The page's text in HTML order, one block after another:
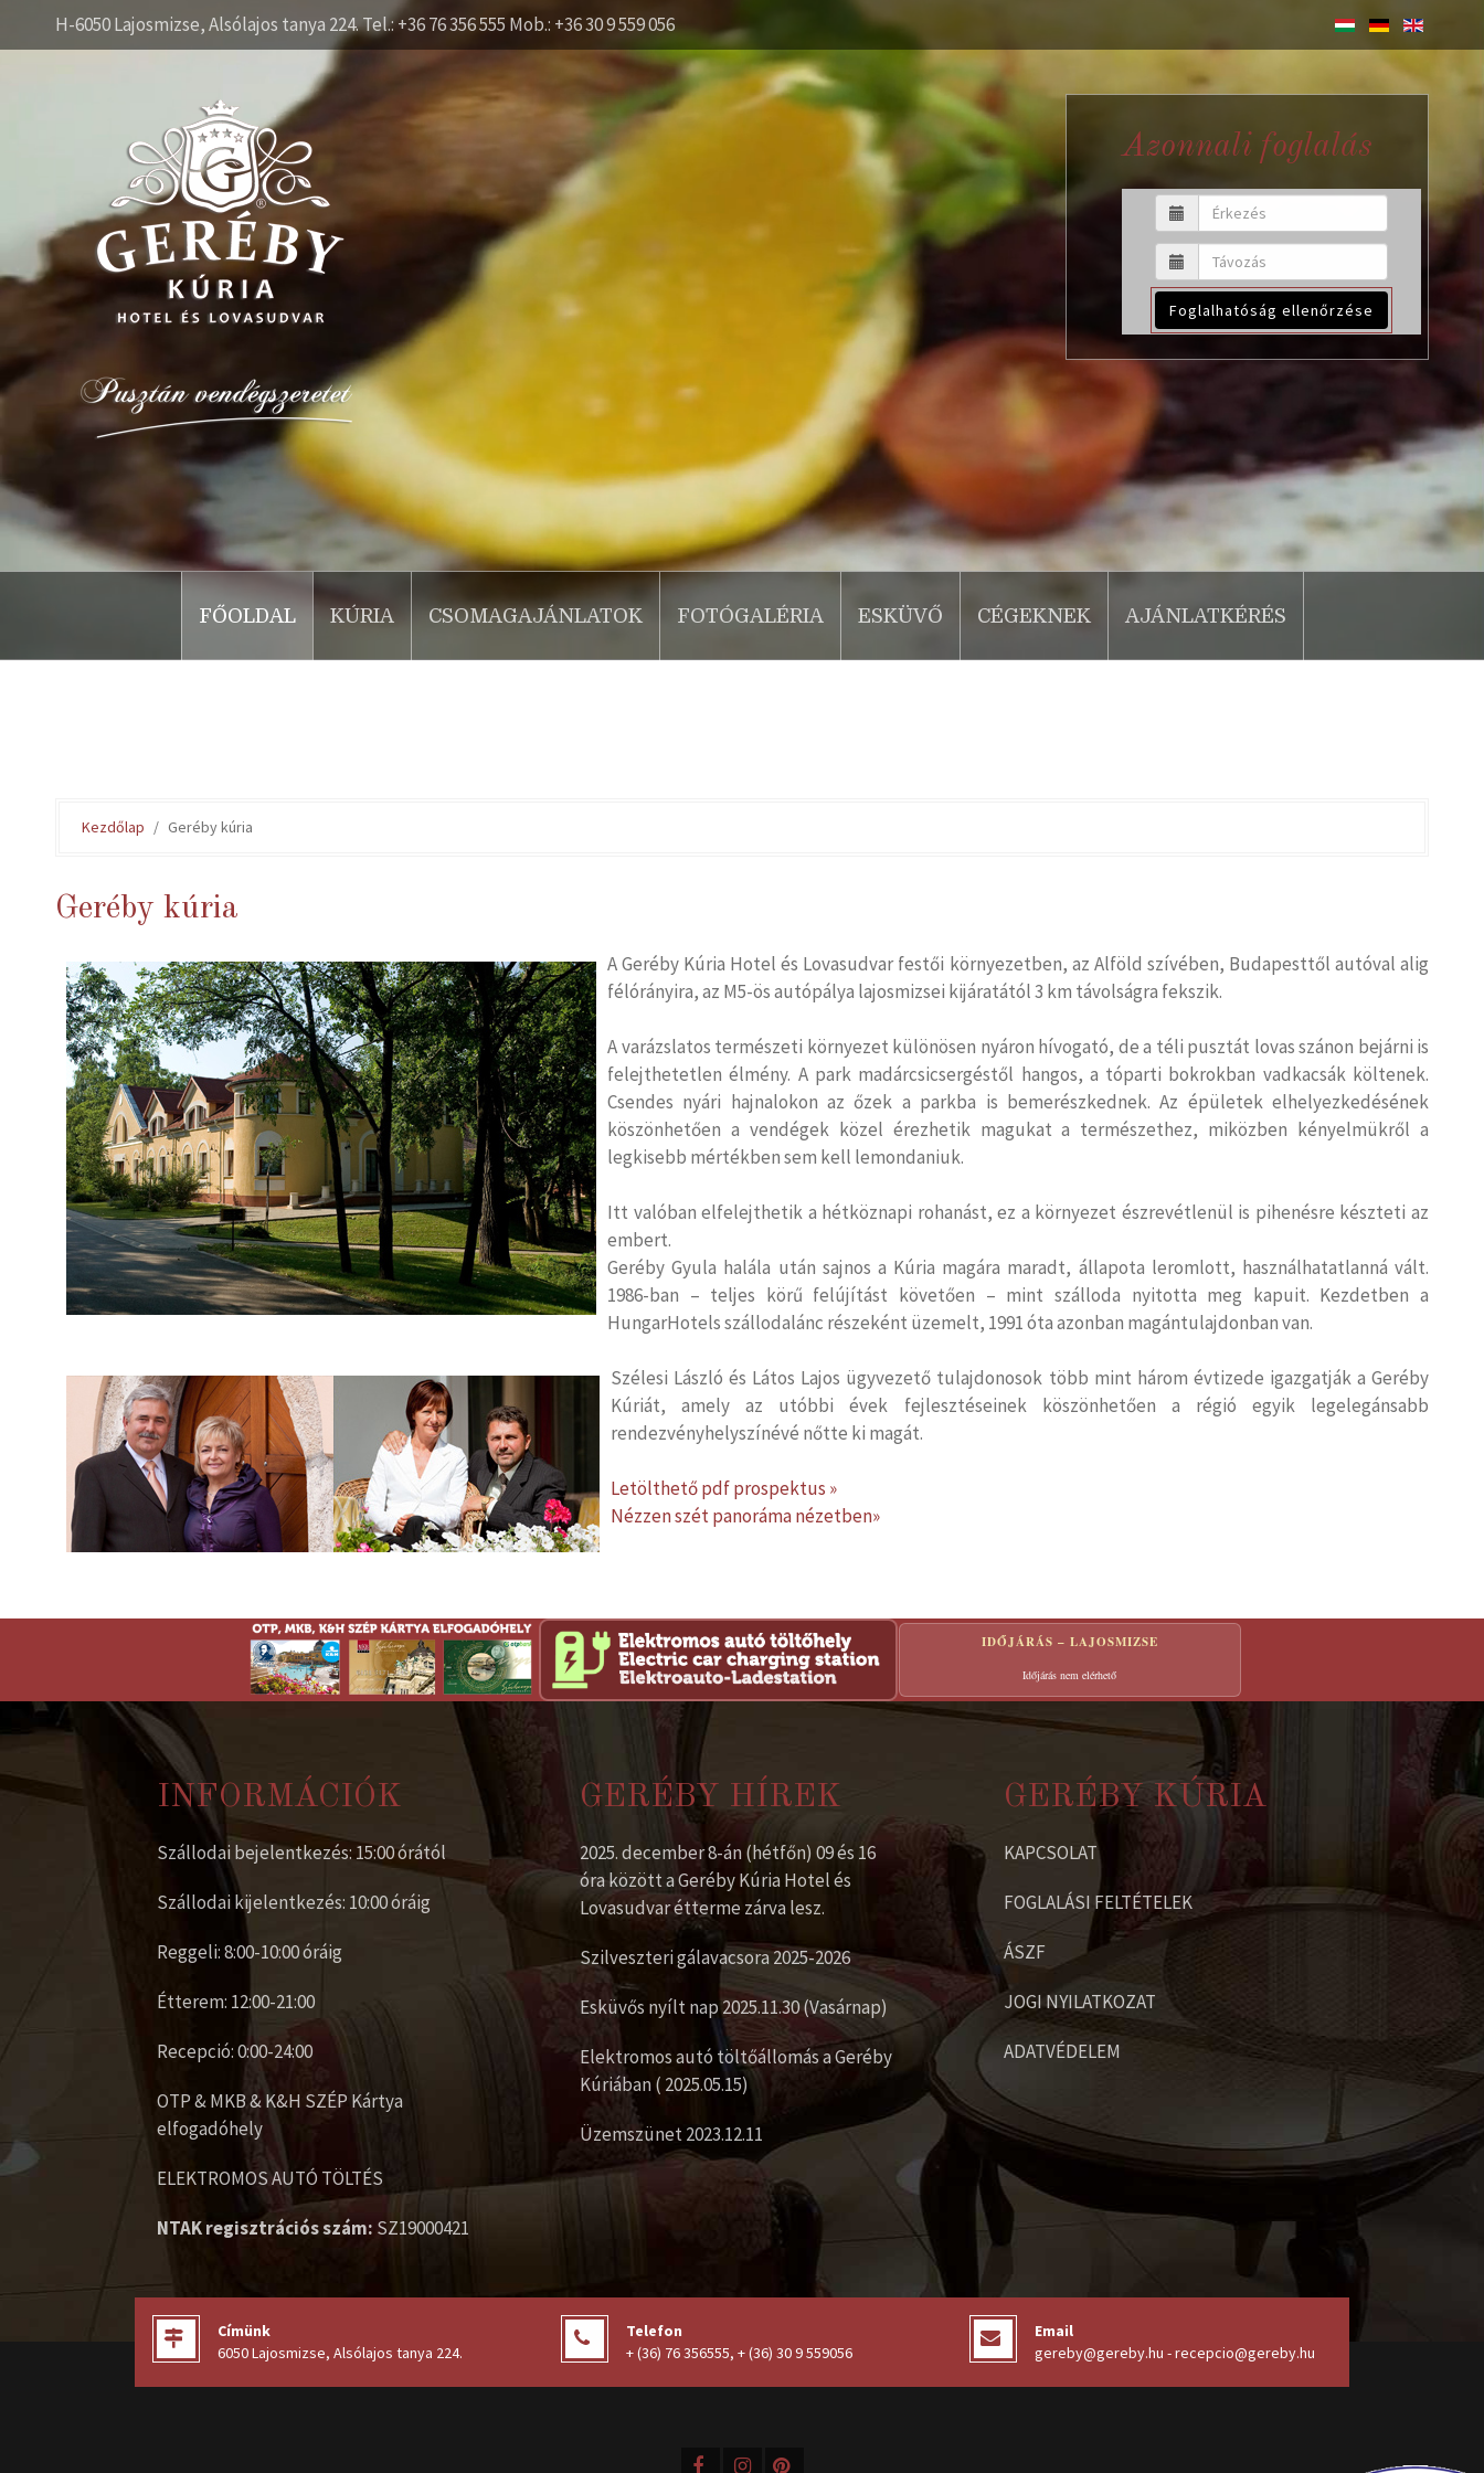
H-6050 Lajosmizse, Alsólajos tanya 224. Tel.: +36 76 356 555 Mob.: +36 30 9 559 056
Azonnali foglalás
Foglalhatóság ellenőrzése
FŐOLDAL KÚRIA CSOMAGAJÁNLATOK FOTÓGALÉRIA ESKÜVŐ CÉGEKNEK AJÁNLATKÉRÉS
Kezdőlap Geréby kúria
Geréby kúria
A Geréby Kúria Hotel és Lovasudvar festői környezetben, az Alföld szívében, Budapesttől autóval alig
félórányira, az M5-ös autópálya lajosmizsei kijáratától 3 km távolságra fekszik.
A varázslatos természeti környezet különösen nyáron hívogató, de a téli pusztát lovas szánon bejárni is
felejthetetlen élmény. A park madárcsicsergéstől hangos, a tóparti bokrokban vadkacsák költenek.
Csendes nyári hajnalokon az őzek a parkba is bemerészkednek. Az épületek elhelyezkedésének
köszönhetően a vendégek közel érezhetik magukat a természethez, miközben kényelmükről a
legkisebb mértékben sem kell lemondaniuk.
Itt valóban elfelejthetik a hétköznapi rohanást, ez a környezet észrevétlenül is pihenésre készteti az
embert.
Geréby Gyula halála után sajnos a Kúria magára maradt, állapota leromlott, használhatatlanná vált.
1986-ban – teljes körű felújítást követően – mint szálloda nyitotta meg kapuit. Kezdetben a
HungarHotels szállodalánc részeként üzemelt, 1991 óta azonban magántulajdonban van.
Szélesi László és Látos Lajos ügyvezető tulajdonosok több mint három évtizede igazgatják a Geréby
Kúriát, amely az utóbbi évek fejlesztéseinek köszönhetően a régió egyik legelegánsabb
rendezvényhelyszínévé nőtte ki magát.
Letölthető pdf prospektus »
Nézzen szét panoráma nézetben»
IDŐJÁRÁS – LAJOSMIZSE
Időjárás nem elérhető
INFORMÁCIÓK
Szállodai bejelentkezés: 15:00 órától
Szállodai kijelentkezés: 10:00 óráig
Reggeli: 8:00-10:00 óráig
Étterem: 12:00-21:00
Recepció: 0:00-24:00
OTP & MKB & K&H SZÉP Kártya
elfogadóhely
ELEKTROMOS AUTÓ TÖLTÉS
NTAK regisztrációs szám: SZ19000421
GERÉBY HÍREK
2025. december 8-án (hétfőn) 09 és 16
óra között a Geréby Kúria Hotel és
Lovasudvar étterme zárva lesz.
Szilveszteri gálavacsora 2025-2026
Esküvős nyílt nap 2025.11.30 (Vasárnap)
Elektromos autó töltőállomás a Geréby
Kúriában ( 2025.05.15)
Üzemszünet 2023.12.11
GERÉBY KÚRIA
KAPCSOLAT
FOGLALÁSI FELTÉTELEK
ÁSZF
JOGI NYILATKOZAT
ADATVÉDELEM
Címünk
6050 Lajosmizse, Alsólajos tanya 224.
Telefon
+ (36) 76 356555, + (36) 30 9 559056
Email
gereby@gereby.hu - recepcio@gereby.hu